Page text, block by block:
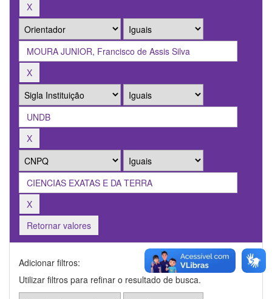
Retornar valores
Adicionar filtros:
Utilizar filtros para refinar o resultado de busca.